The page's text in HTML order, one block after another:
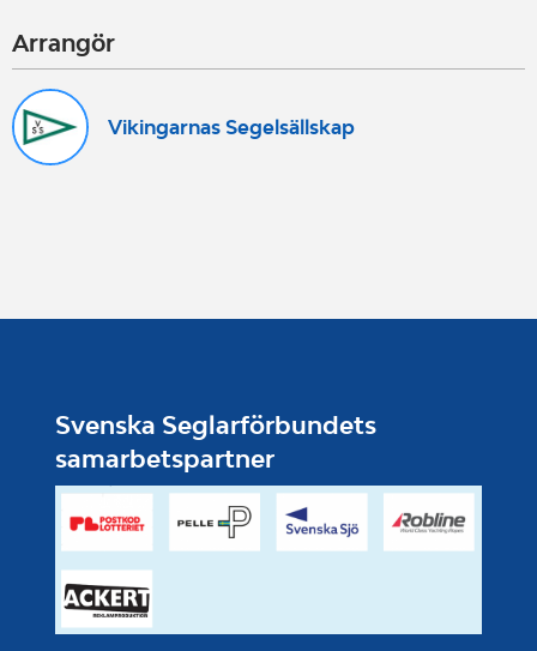
Arrangör
Vikingarnas Segelsällskap
Svenska Seglarförbundets
samarbetspartner